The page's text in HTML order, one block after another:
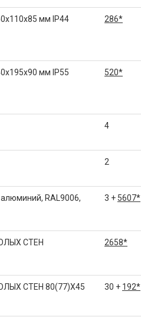
мм IP44
286*
мм IP55
520*
4
2
RAL9006,
3 + 5607*
СТЕН
2658*
СТЕН 80(77)X45 30 + 192*